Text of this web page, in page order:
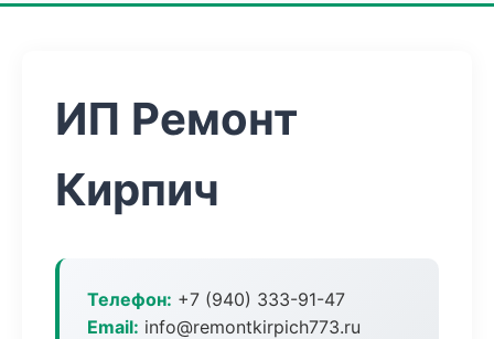
ИП Ремонт
Кирпич
Телефон: +7 (940) 333-91-47
Email: info@remontkirpich773.ru